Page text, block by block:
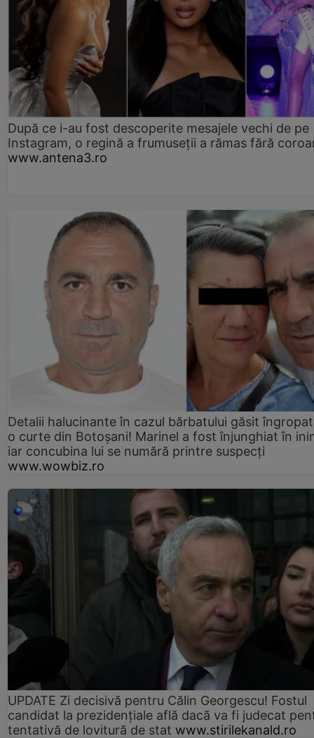
După ce i-au fost descoperite mesajele vechi de pe
Instagram, o regină a frumuseții a rămas fără
www.antena3.ro
Detalii halucinante în cazul bărbatului găsit
o curte din Botoșani! Marinel a fost înjunghiat în
iar concubina lui se numără printre suspecți
www.wowbiz.ro
UPDATE Zi decisivă pentru Călin Georgescu! Fostul
candidat la prezidențiale află dacă va fi judecat
tentativă de lovitură de stat www.stirilekanald.ro